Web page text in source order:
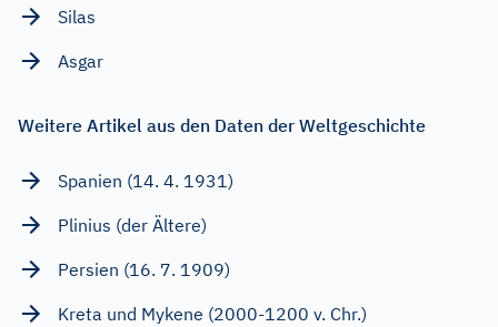
Silas
Asgar
Weitere Artikel aus den Daten der Weltgeschichte
Spanien (14. 4. 1931)
Plinius (der Ältere)
Persien (16. 7. 1909)
Kreta und Mykene (2000-1200 v. Chr.)